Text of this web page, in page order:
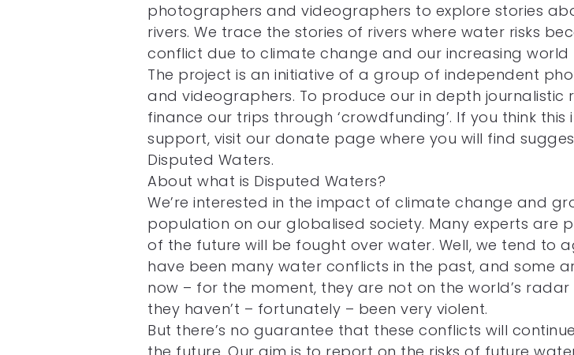
photographers and videographers to explore stories
rivers. We trace the stories of rivers where water risks
conflict due to climate change and our increasing world
The project is an initiative of a group of independent
and videographers. To produce our in depth journalistic
finance our trips through ‘crowdfunding’. If you think this
support, visit our donate page where you will find
Disputed Waters.
About what is Disputed Waters?
We’re interested in the impact of climate change and
population on our globalised society. Many experts are
of the future will be fought over water. Well, we tend to
have been many water conflicts in the past, and some
now – for the moment, they are not on the world’s
they haven’t – fortunately – been very violent.
But there’s no guarantee that these conflicts will